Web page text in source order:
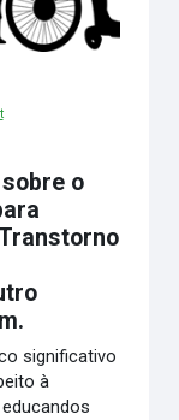
o
significativo
à